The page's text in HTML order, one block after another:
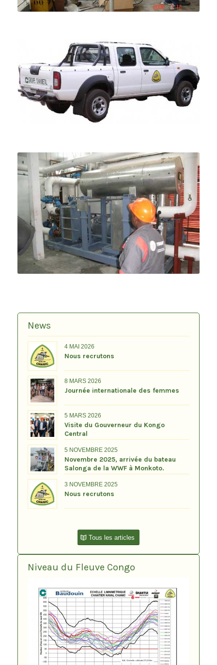
News
4 MAI 2026
Nous recrutons
8 MARS 2026
Journée internationale des femmes
5 MARS 2026
Visite du Gouverneur du Kongo
Central
5 NOVEMBRE 2025
Novembre 2025, arrivée du bateau
Salonga de la WWF à Monkoto.
3 NOVEMBRE 2025
Nous recrutons
Tous les articles
Niveau du Fleuve Congo